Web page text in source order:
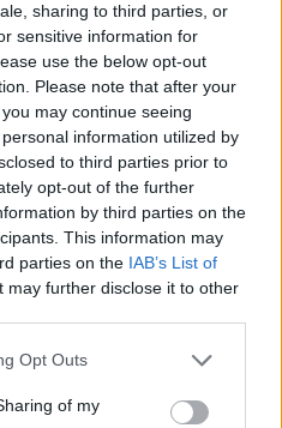
sharing to third parties, or
sensitive information for
use the below opt-out
Please note that after your
may continue seeing
information utilized by
to third parties prior to
opt-out of the further
by third parties on the
This information may
parties on the IAB’s List of
may further disclose it to other
Opt Outs
of my
que esta web recoge los datos
los partidos de
Fútbol
30/04/2022
, podemos dar
100%